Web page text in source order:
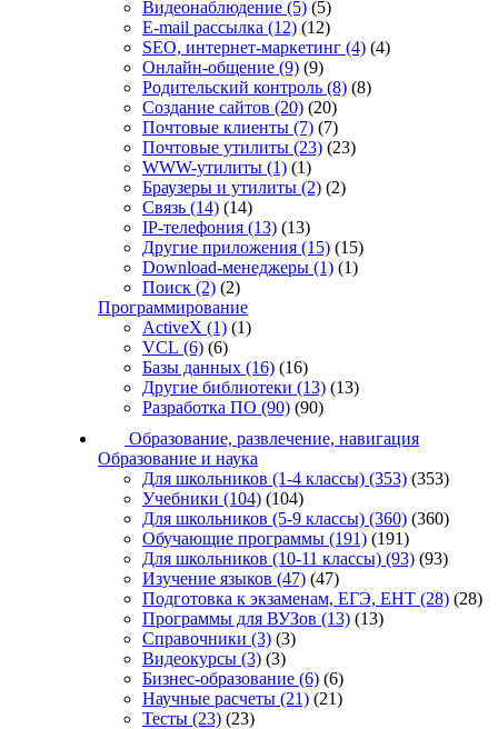
Видеонаблюдение (5) (5)
E-mail рассылка (12) (12)
SEO, интернет-маркетинг (4) (4)
Онлайн-общение (9) (9)
Родительский контроль (8) (8)
Создание сайтов (20) (20)
Почтовые клиенты (7) (7)
Почтовые утилиты (23) (23)
WWW-утилиты (1) (1)
Браузеры и утилиты (2) (2)
Связь (14) (14)
IP-телефония (13) (13)
Другие приложения (15) (15)
Download-менеджеры (1) (1)
Поиск (2) (2)
Программирование
ActiveX (1) (1)
VCL (6) (6)
Базы данных (16) (16)
Другие библиотеки (13) (13)
Разработка ПО (90) (90)
Образование, развлечение, навигация
Образование и наука
Для школьников (1-4 классы) (353) (353)
Учебники (104) (104)
Для школьников (5-9 классы) (360) (360)
Обучающие программы (191) (191)
Для школьников (10-11 классы) (93) (93)
Изучение языков (47) (47)
Подготовка к экзаменам, ЕГЭ, ЕНТ (28) (28)
Программы для ВУЗов (13) (13)
Справочники (3) (3)
Видеокурсы (3) (3)
Бизнес-образование (6) (6)
Научные расчеты (21) (21)
Тесты (23) (23)